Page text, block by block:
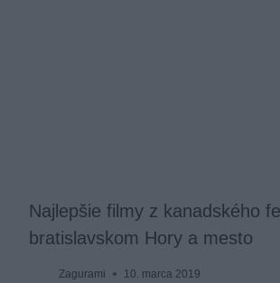
Najlepšie filmy z kanadského
bratislavskom Hory a mesto
Zagurami 10. marca 2019